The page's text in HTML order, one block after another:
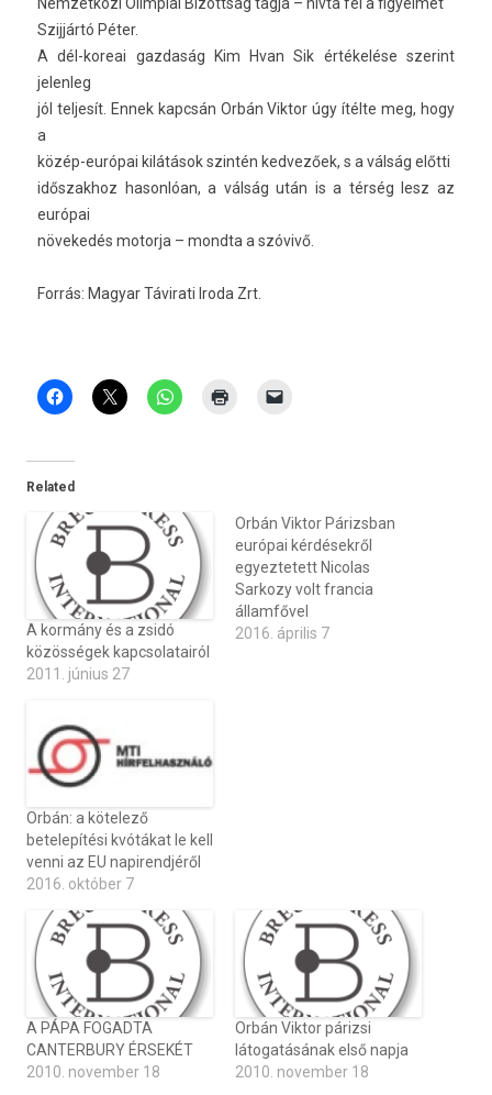
Szijjártó Péter.
A dél-koreai gaz­daság Kim Hvan Sik értékelése szerint
jelen­leg
jól tel­jesít. Ennek kapcsán Orbán Vik­tor úgy ítélte meg, hogy
a
közép-európai kilátások szintén ked­vezőek, s a válság előtti
idős­zakhoz hason­lóan, a válság után is a térség lesz az
európai
növekedés motor­ja – mondta a szóvivő.
Forrás: Magyar Távirati Iroda Zrt.
Related
A kormány és a zsidó
közösségek kapcsolatairól
2011. június 27
Orbán Viktor Párizsban
európai kérdésekről
egyeztetett Nicolas
Sarkozy volt francia
államfővel
2016. április 7
Orbán: a kötelező
betelepítési kvótákat le kell
venni az EU napirendjéről
2016. október 7
A PÁPA FOGADTA
CANTERBURY ÉRSEKÉT
2010. november 18
Orbán Viktor párizsi
látogatásának első napja
2010. november 18